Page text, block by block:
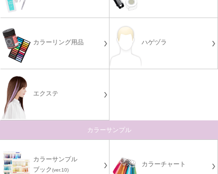
カラーリング用品 ハゲヅラ
エクステ
カラーサンプル
カラーサンプル
ブック(ver.10)
カラーチャート